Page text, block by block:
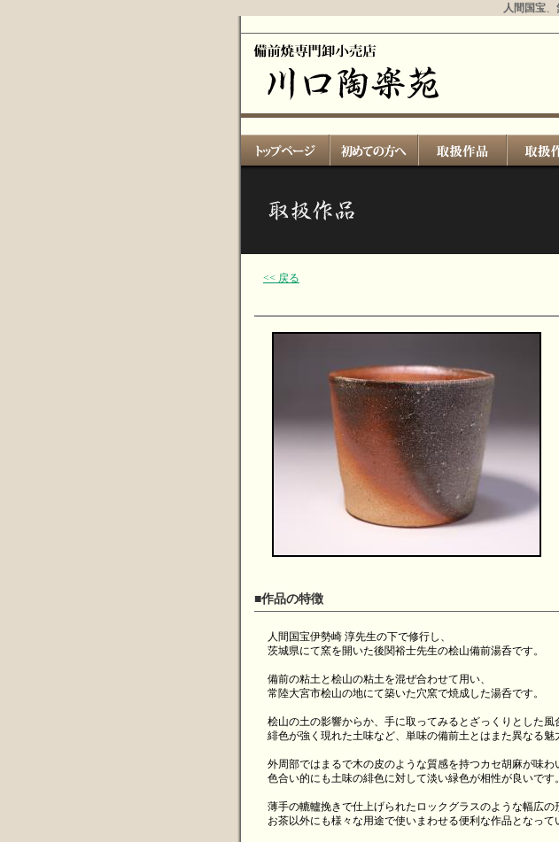
人間国宝、
<< 戻る
■作品の特徴
人間国宝伊勢崎 淳先生の下で修行し、
茨城県にて窯を開いた後関裕士先生の桧山備前湯呑です。
備前の粘土と桧山の粘土を混ぜ合わせて用い、
常陸大宮市桧山の地にて築いた穴窯で焼成した湯呑です。
桧山の土の影響からか、手に取ってみるとざっくりとした風
緋色が強く現れた土味など、単味の備前土とはまた異なる魅
外周部ではまるで木の皮のような質感を持つカセ胡麻が味わ
色合い的にも土味の緋色に対して淡い緑色が相性が良いです。
薄手の轆轤挽きで仕上げられたロックグラスのような幅広の
お茶以外にも様々な用途で使いまわせる便利な作品となって